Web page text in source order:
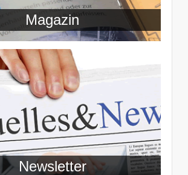
Magazin
Newsletter